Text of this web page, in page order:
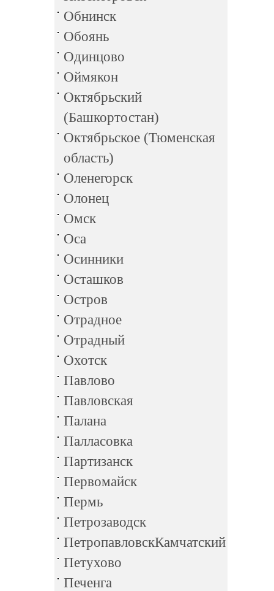
Обнинск
Обоянь
Одинцово
Оймякон
Октябрьский
(Башкортостан)
Октябрьское (Тюменская
область)
Оленегорск
Олонец
Омск
Оса
Осинники
Осташков
Остров
Отрадное
Отрадный
Охотск
Павлово
Павловская
Палана
Палласовка
Партизанск
Первомайск
Пермь
Петрозаводск
ПетропавловскКамчатский
Петухово
Печенга